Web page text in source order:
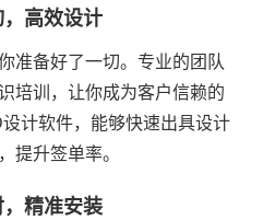
高效设计
准备好了一切。专业的团队
培训，让你成为客户信赖的
计软件，能够快速出具设计
提升签单率。
精准安装